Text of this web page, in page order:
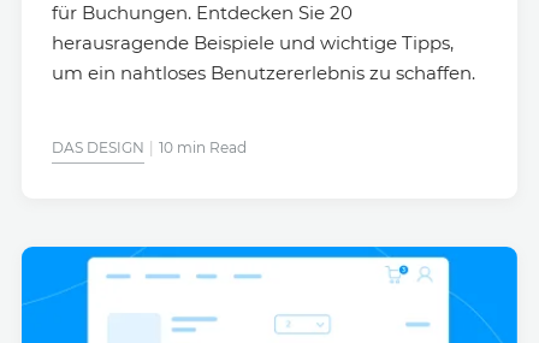
für Buchungen. Entdecken Sie 20
herausragende Beispiele und wichtige Tipps,
um ein nahtloses Benutzererlebnis zu schaffen.
DAS DESIGN 10 min Read